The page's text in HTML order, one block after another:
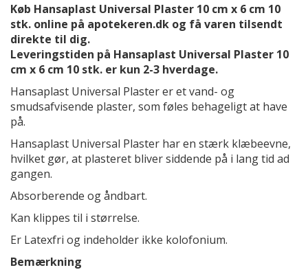
Køb Hansaplast Universal Plaster 10 cm x 6 cm 10
stk. online på apotekeren.dk og få varen tilsendt
direkte til dig.
Leveringstiden på Hansaplast Universal Plaster 10
cm x 6 cm 10 stk. er kun 2-3 hverdage.
Hansaplast Universal Plaster er et vand- og
smudsafvisende plaster, som føles behageligt at have
på.
Hansaplast Universal Plaster har en stærk klæbeevne,
hvilket gør, at plasteret bliver siddende på i lang tid ad
gangen.
Absorberende og åndbart.
Kan klippes til i størrelse.
Er Latexfri og indeholder ikke kolofonium.
Bemærkning